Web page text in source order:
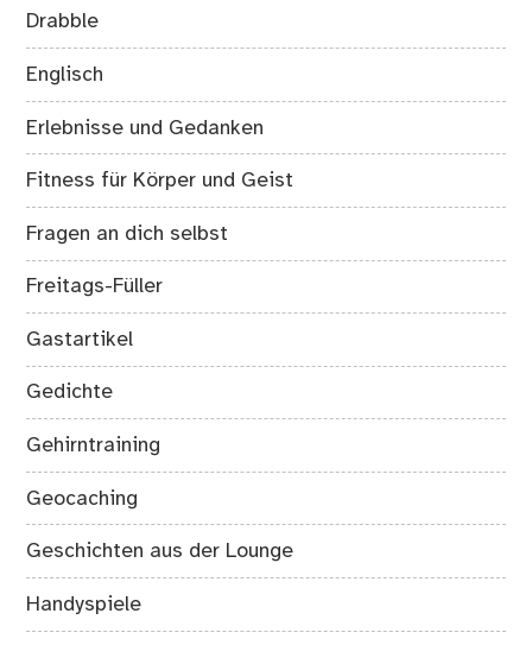
Drabble
Englisch
Erlebnisse und Gedanken
Fitness für Körper und Geist
Fragen an dich selbst
Freitags-Füller
Gastartikel
Gedichte
Gehirntraining
Geocaching
Geschichten aus der Lounge
Handyspiele